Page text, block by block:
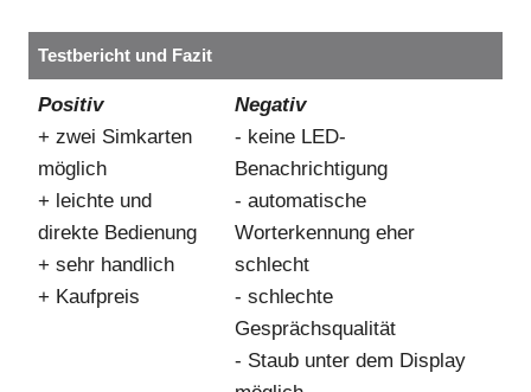
Testbericht und Fazit
Positiv
+ zwei Simkarten
möglich
+ leichte und
direkte Bedienung
+ sehr handlich
+ Kaufpreis
Negativ
- keine LED-
Benachrichtigung
- automatische
Worterkennung eher
schlecht
- schlechte
Gesprächsqualität
- Staub unter dem Display